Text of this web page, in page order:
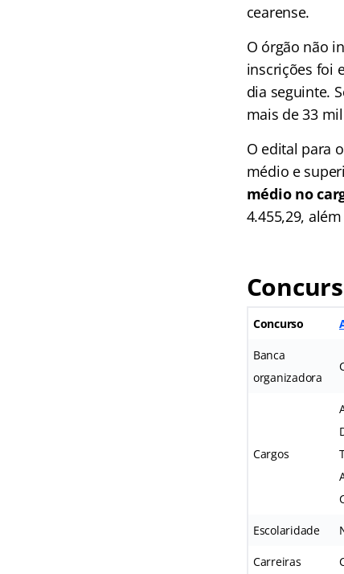
cearense.
O órgão não
inscrições foi
dia seguinte.
mais de 33
O edital para o
médio e
médio no
4.455,29,
Concurso
Banca
organizadora
Cargos
Escolaridade
Carreiras